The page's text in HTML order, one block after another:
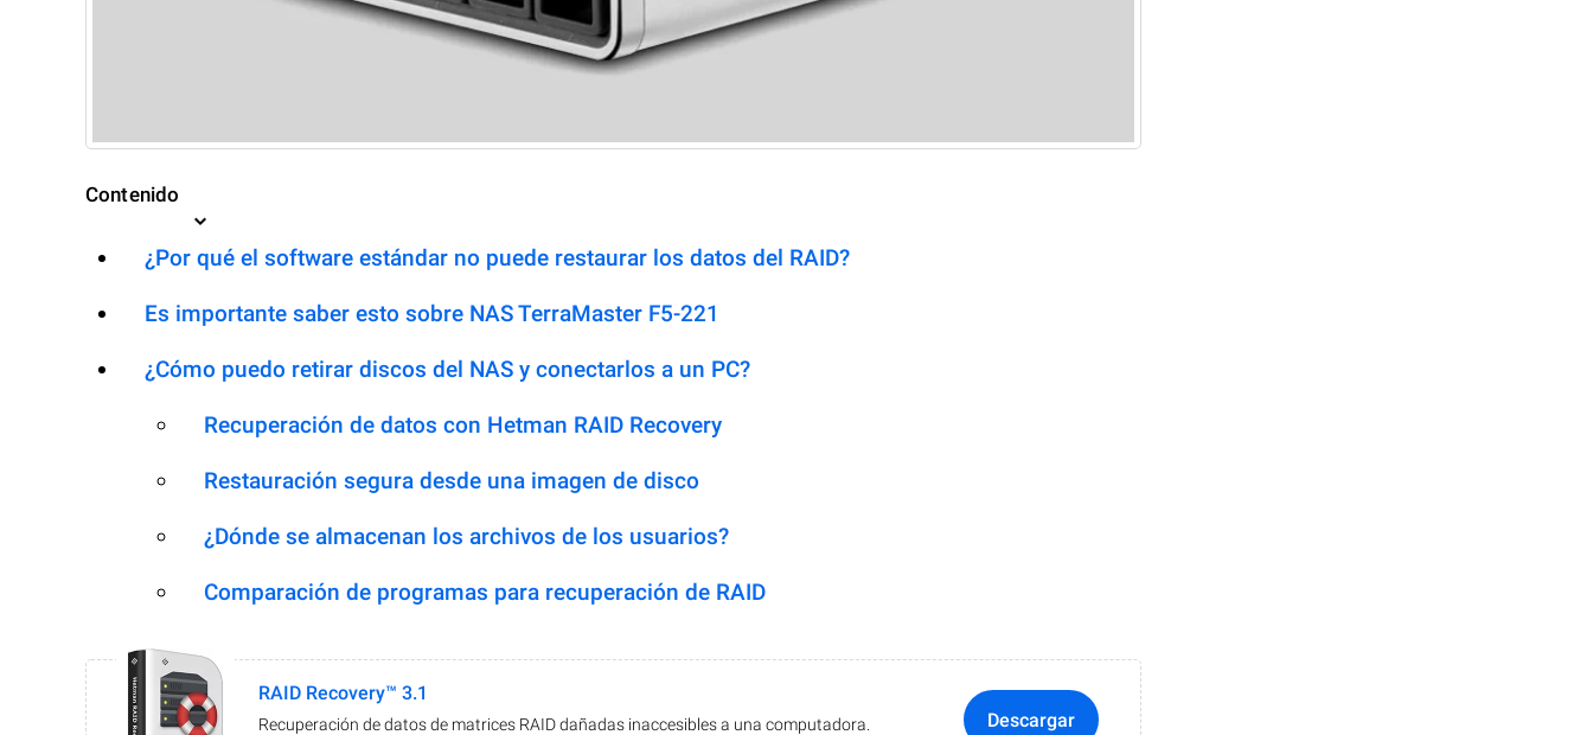
Contenido
¿Por qué el software estándar no puede restaurar los datos del RAID?
Es importante saber esto sobre NAS TerraMaster F5-221
¿Cómo puedo retirar discos del NAS y conectarlos a un PC?
Recuperación de datos con Hetman RAID Recovery
Restauración segura desde una imagen de disco
¿Dónde se almacenan los archivos de los usuarios?
Comparación de programas para recuperación de RAID
RAID Recovery™ 3.1
Recuperación de datos de matrices RAID dañadas inaccesibles a una computadora. Descargar